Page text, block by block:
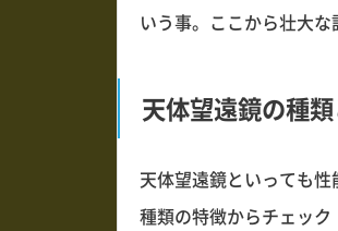
いう事。ここから壮大
天体望遠鏡の種
天体望遠鏡といっても
種類の特徴からチェック